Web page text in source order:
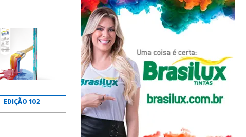
EDIÇÃO 102